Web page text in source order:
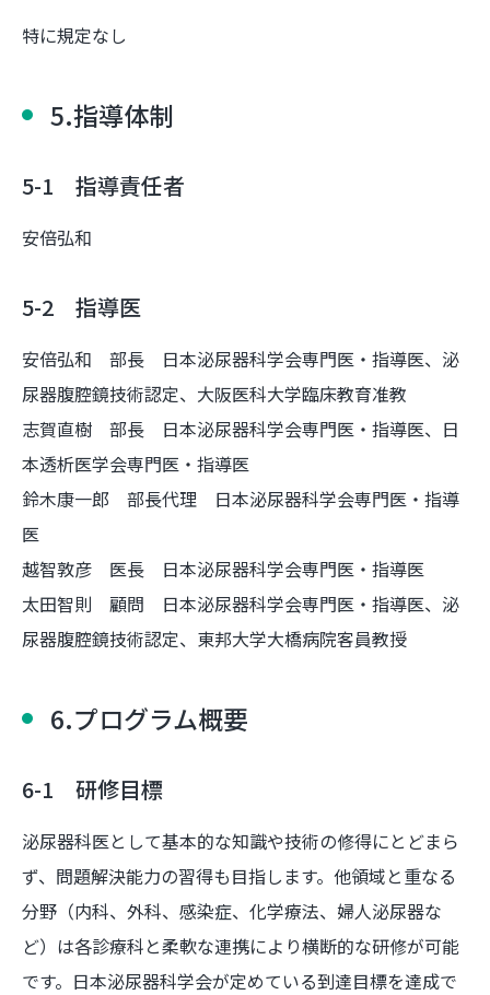
特に規定なし
5.指導体制
5-1 指導責任者
安倍弘和
5-2 指導医
安倍弘和 部長 日本泌尿器科学会専門医・指導医、泌
尿器腹腔鏡技術認定、大阪医科大学臨床教育准教
志賀直樹 部長 日本泌尿器科学会専門医・指導医、日
本透析医学会専門医・指導医
鈴木康一郎 部長代理 日本泌尿器科学会専門医・指導
医
越智敦彦 医長 日本泌尿器科学会専門医・指導医
太田智則 顧問 日本泌尿器科学会専門医・指導医、泌
尿器腹腔鏡技術認定、東邦大学大橋病院客員教授
6.プログラム概要
6-1 研修目標
泌尿器科医として基本的な知識や技術の修得にとどまら
ず、問題解決能力の習得も目指します。他領域と重なる
分野（内科、外科、感染症、化学療法、婦人泌尿器な
ど）は各診療科と柔軟な連携により横断的な研修が可能
です。日本泌尿器科学会が定めている到達目標を達成で